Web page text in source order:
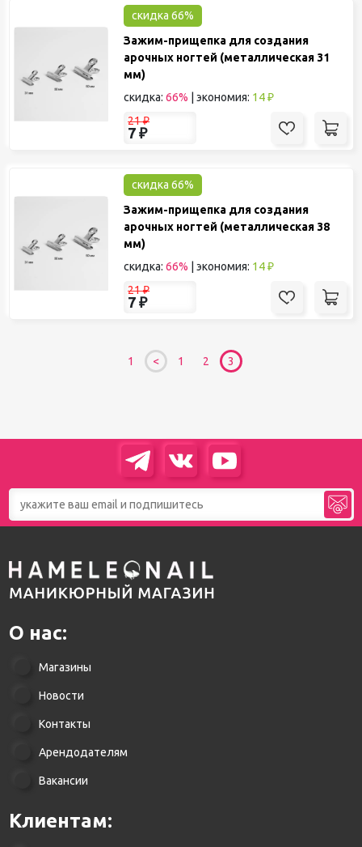
скидка 66%
Зажим-прищепка для создания
арочных ногтей (металлическая 31
мм)
скидка:66% |экономия: 14 ₽
21₽
7 ₽
скидка 66%
Зажим-прищепка для создания
арочных ногтей (металлическая 38
мм)
скидка:66% |экономия: 14 ₽
21₽
7 ₽
1 1 2 3
О нас:
Магазины
Новости
Контакты
Арендодателям
Вакансии
Клиентам: